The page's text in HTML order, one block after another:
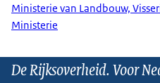
Ministerie van Landbouw,
Ministerie
De Rijksoverheid. Voor